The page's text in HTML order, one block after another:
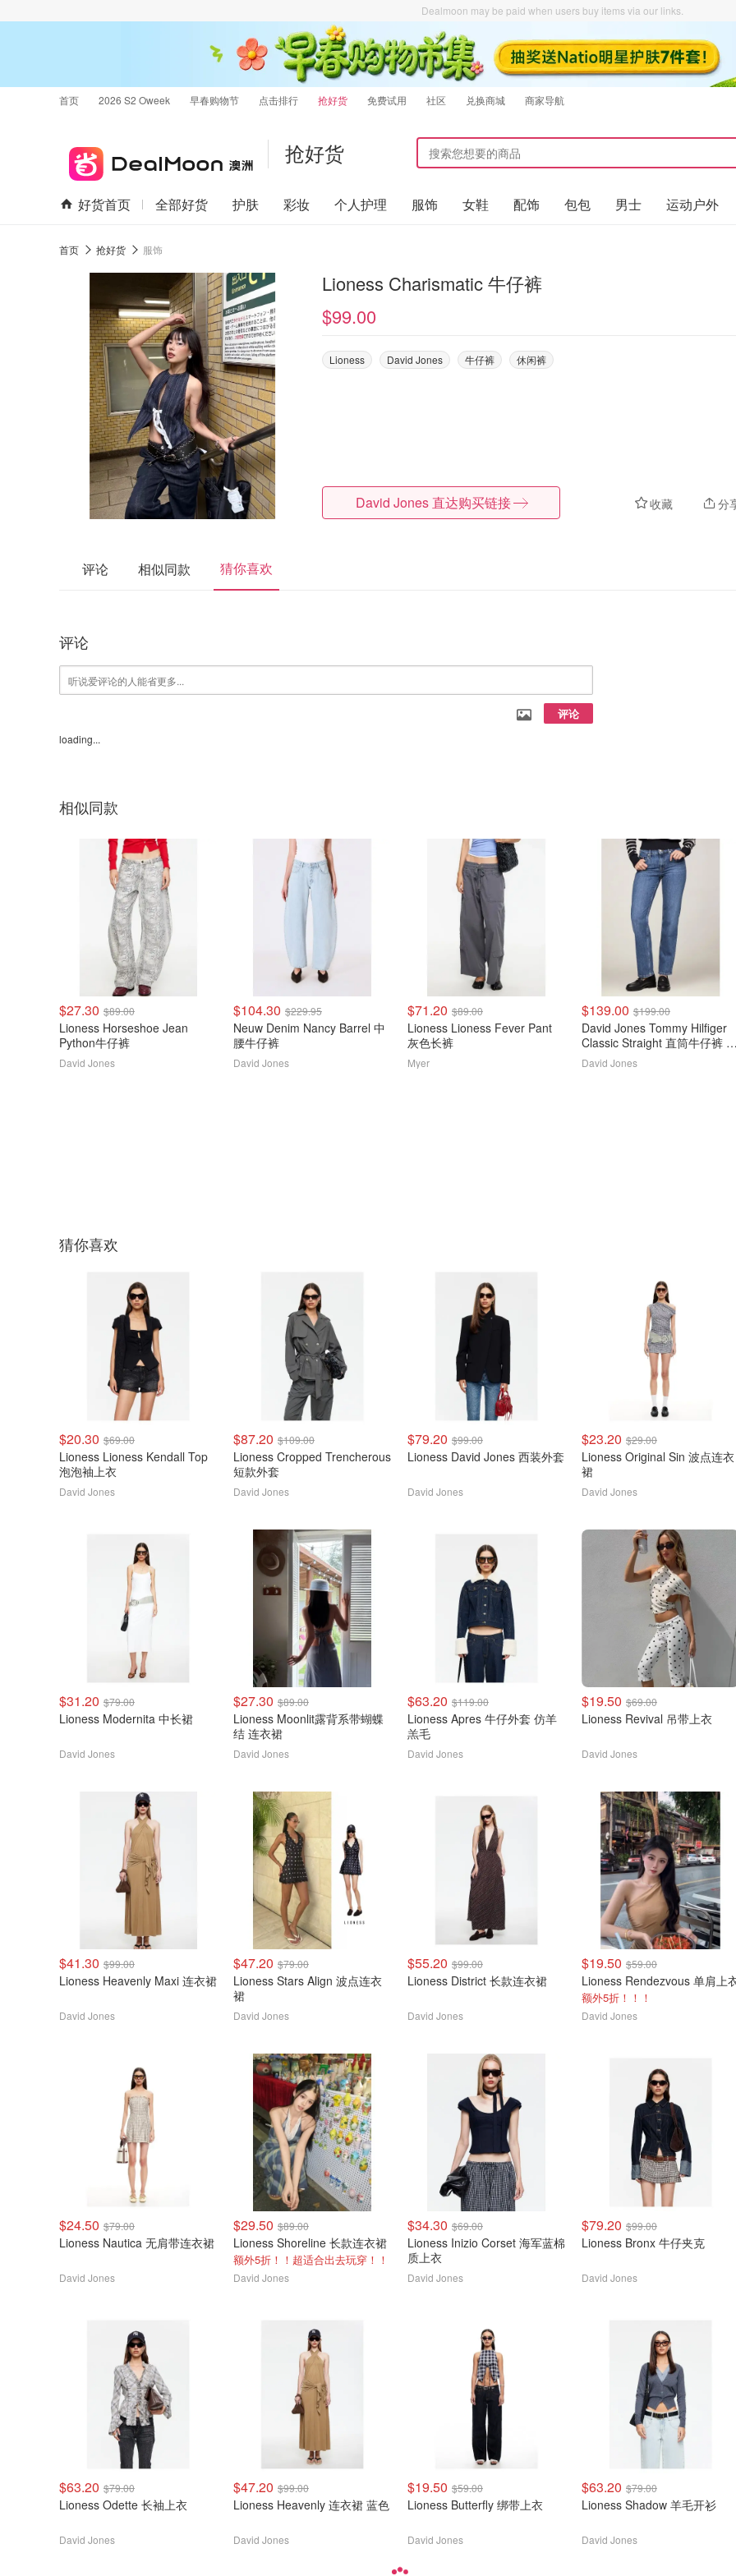
Dealmoon may be paid when users buy items via our links.
首页 2026 S2 Oweek 早春购物节 点击排行 抢好货 免费试用 社区 兑换商城 商家导航
抢好货
好货首页 全部好货 护肤 彩妆 个人护理 服饰 女鞋 配饰 包包 男士 运动户外
首页 抢好货 服饰
Lioness Charismatic 牛仔裤
$99.00
Lioness David Jones 牛仔裤 休闲裤
收藏 分
David Jones 直达购买链接
评论 相似同款 猜你喜欢
评论
评论
loading...
相似同款
$27.30 $89.00
Lioness Horseshoe Jean
Python牛仔裤
David Jones
$104.30 $229.95
Neuw Denim Nancy Barrel 中
腰牛仔裤
David Jones
$71.20 $89.00
Lioness Lioness Fever Pant
灰色长裤
Myer
$139.00 $199.00
David Jones Tommy Hilfiger
Classic Straight 直筒牛仔裤
蓝
David Jones
猜你喜欢
$20.30 $69.00
Lioness Lioness Kendall Top
泡泡袖上衣
David Jones
$87.20 $109.00
Lioness Cropped Trencherous
短款外套
David Jones
$79.20 $99.00
Lioness David Jones 西装外套
David Jones
$23.20 $29.00
Lioness Original Sin 波点连衣
裙
David Jones
$31.20 $79.00
Lioness Modernita 中长裙
David Jones
$27.30 $89.00
Lioness Moonlit露背系带蝴蝶
结 连衣裙
David Jones
$63.20 $119.00
Lioness Apres 牛仔外套 仿羊
羔毛
David Jones
$19.50 $69.00
Lioness Revival 吊带上衣
David Jones
$41.30 $99.00
Lioness Heavenly Maxi 连衣裙
David Jones
$47.20 $79.00
Lioness Stars Align 波点连衣
裙
David Jones
$55.20 $99.00
Lioness District 长款连衣裙
David Jones
$19.50 $59.00
Lioness Rendezvous 单肩上
额外5折！！！
David Jones
$24.50 $79.00
Lioness Nautica 无肩带连衣裙
David Jones
$29.50 $89.00
Lioness Shoreline 长款连衣裙
额外5折！！超适合出去玩穿！！
David Jones
$34.30 $69.00
Lioness Inizio Corset 海军蓝棉
质上衣
David Jones
$79.20 $99.00
Lioness Bronx 牛仔夹克
David Jones
$63.20 $79.00
Lioness Odette 长袖上衣
David Jones
$47.20 $99.00
Lioness Heavenly 连衣裙 蓝色
David Jones
$19.50 $59.00
Lioness Butterfly 绑带上衣
David Jones
$63.20 $79.00
Lioness Shadow 羊毛开衫
David Jones